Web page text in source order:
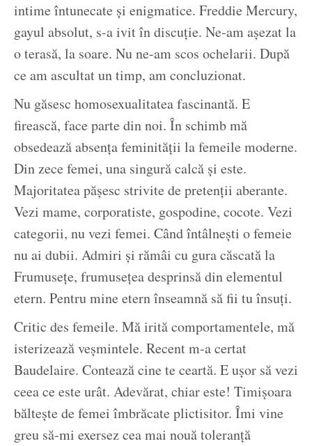
intime întunecate și enigmatice. Freddie Mercury,
gayul absolut, s-a ivit în discuție. Ne-am așezat la
o terasă, la soare. Nu ne-am scos ochelarii. După
ce am ascultat un timp, am concluzionat.
Nu găsesc homosexualitatea fascinantă. E
firească, face parte din noi. În schimb mă
obsedează absența feminității la femeile moderne.
Din zece femei, una singură calcă și este.
Majoritatea pășesc strivite de pretenții aberante.
Vezi mame, corporatiste, gospodine, cocote. Vezi
categorii, nu vezi femei. Când întâlnești o femeie
nu ai dubii. Admiri și rămâi cu gura căscată la
Frumusețe, frumusețea desprinsă din elementul
etern. Pentru mine etern înseamnă să fii tu însuți.
Critic des femeile. Mă irită comportamentele, mă
isterizează veșmintele. Recent m-a certat
Baudelaire. Contează cine te ceartă. E ușor să vezi
ceea ce este urât. Adevărat, chiar este! Timișoara
băltește de femei îmbrăcate plictisitor. Îmi vine
greu să-mi exersez cea mai nouă toleranță